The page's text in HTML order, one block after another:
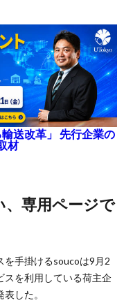
送改革」 先行企業の
材
を手掛けるsoucoは9月2
スを利用している荷主企
した。